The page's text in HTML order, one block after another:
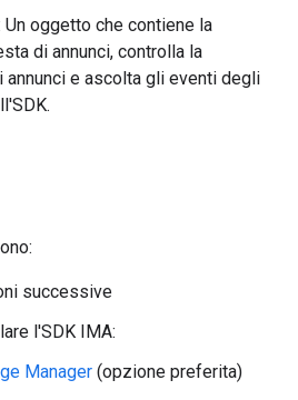
Un oggetto che contiene la
di annunci, controlla la
e ascolta gli eventi degli
successive
l'SDK IMA:
Manager (opzione preferita)